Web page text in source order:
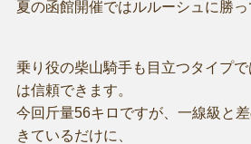
夏の函館開催ではルルーシュに勝っ
乗り役の柴山騎手も目立つタイプ
は信頼できます。
今回斤量56キロですが、一線級と
きているだけに、